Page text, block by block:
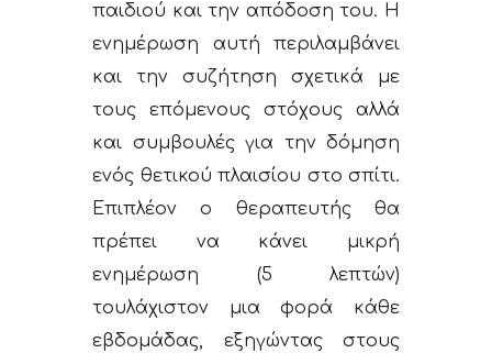
παιδιού και την απόδοση του. Η
ενημέρωση αυτή περιλαμβάνει
και την συζήτηση σχετικά με
τους επόμενους στόχους αλλά
και συμβουλές για την δόμηση
ενός θετικού πλαισίου στο σπίτι.
Επιπλέον ο θεραπευτής θα
πρέπει να κάνει μικρή
ενημέρωση (5 λεπτών)
τουλάχιστον μια φορά κάθε
εβδομάδας, εξηγώντας στους